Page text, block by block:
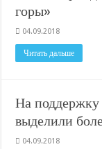
горы»
04.09.2018
Читать дальше
На поддержку
выделили
04.09.2018